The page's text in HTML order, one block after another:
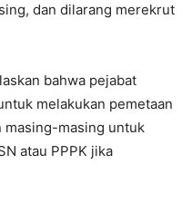
dan dilarang merekrut
bahwa pejabat
melakukan pemetaan
masing-masing untuk
atau PPPK jika